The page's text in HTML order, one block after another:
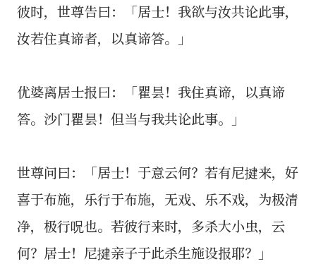
彼时，世尊告曰：「居士！我欲与汝共论此事，
汝若住真谛者，以真谛答。」
优婆离居士报曰：「瞿昙！我住真谛，以真谛
答。沙门瞿昙！但当与我共论此事。」
世尊问曰：「居士！于意云何？若有尼揵来，好
喜于布施，乐行于布施，无戏、乐不戏，为极清
净，极行呪也。若彼行来时，多杀大小虫，云
何？居士！尼揵亲子于此杀生施设报耶？」